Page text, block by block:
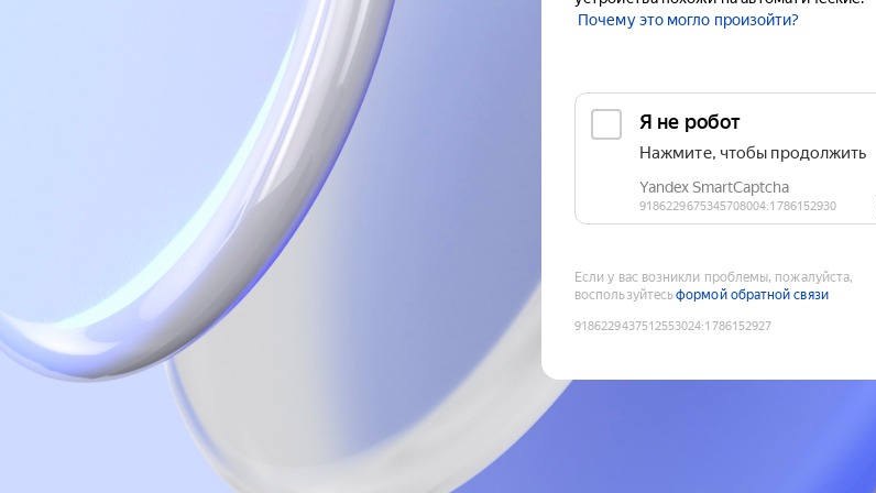
Почему это могло произойти?
Если у вас возникли проблемы, пожалуйста,
воспользуйтесьформой обратной связи
9186229437512553024:1786152927